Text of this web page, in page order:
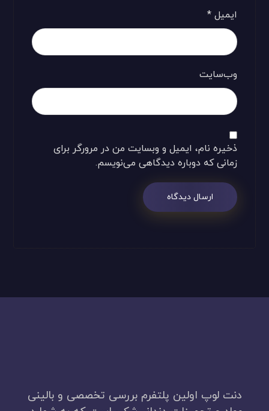
ایمیل*
وب‌سایت
ذخیره نام، ایمیل و وبسایت من در مرورگر برای
زمانی که دوباره دیدگاهی می‌نویسم.
ارسال دیدگاه
دنت لوپ اولین پلتفرم بررسی تخصصی و بالینی